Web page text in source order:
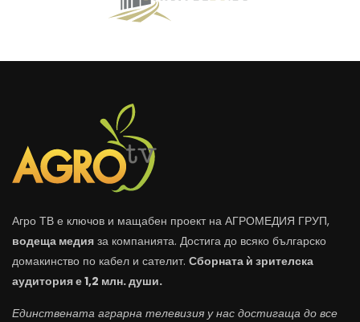
Агро ТВ е ключов и мащабен проект на АГРОМЕДИЯ ГРУП,
водеща медия за компанията. Достига до всяко българско
домакинство по кабел и сателит. Сборната ѝ зрителска
аудитория е 1,2 млн. души.
Единствената аграрна телевизия у нас достигаща до все